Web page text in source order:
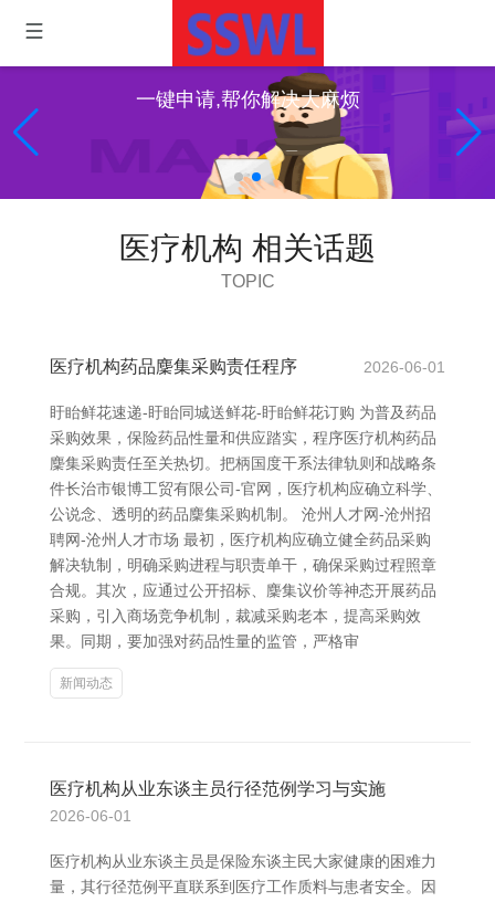
一键申请,帮你解决大麻烦
医疗机构 相关话题
TOPIC
医疗机构药品麇集采购责任程序 2026-06-01
盱眙鲜花速递-盱眙同城送鲜花-盱眙鲜花订购 为普及药品
采购效果，保险药品性量和供应踏实，程序医疗机构药品
麇集采购责任至关热切。把柄国度干系法律轨则和战略条
件长治市银博工贸有限公司-官网，医疗机构应确立科学、
公说念、透明的药品麇集采购机制。 沧州人才网-沧州招
聘网-沧州人才市场 最初，医疗机构应确立健全药品采购
解决轨制，明确采购进程与职责单干，确保采购过程照章
合规。其次，应通过公开招标、麇集议价等神态开展药品
采购，引入商场竞争机制，裁减采购老本，提高采购效
果。同期，要加强对药品性量的监管，严格审
新闻动态
医疗机构从业东谈主员行径范例学习与实施
2026-06-01
医疗机构从业东谈主员是保险东谈主民大家健康的困难力
量，其行径范例平直联系到医疗工作质料与患者安全。因